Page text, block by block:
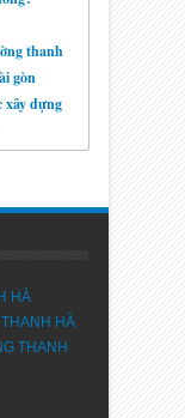
Hộ
thanh
gòn
xây dựng
HÀ
HÀ
THANH